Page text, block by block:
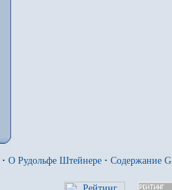
· О Рудольфе Штейнере · Содержание